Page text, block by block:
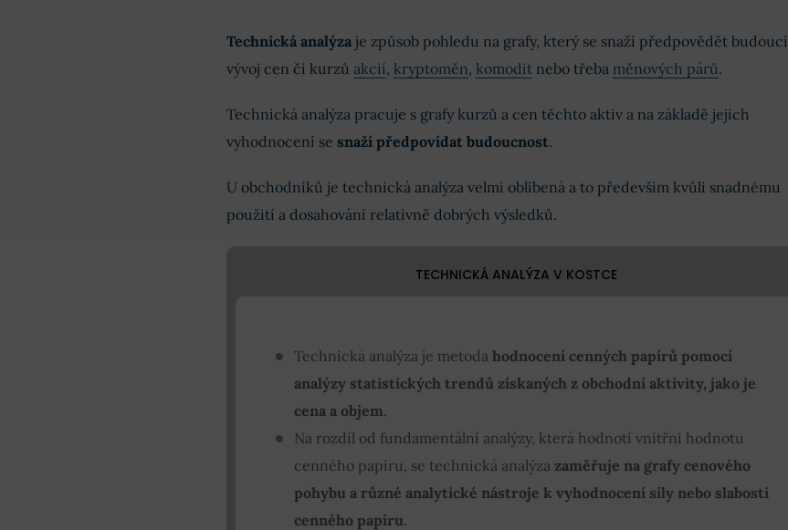
Technická analýza je způsob pohledu na grafy, který se snaží předpovědět budoucí
vývoj cen či kurzů akcií, kryptoměn, komoditnebo třeba měnových párů.
Technická analýza pracuje s grafy kurzů a cen těchto aktiv a na základě jejich
vyhodnocení se snaží předpovídat budoucnost.
U obchodníků je technická analýza velmi oblíbená a to především kvůli snadnému
použití a dosahování relativně dobrých výsledků.
TECHNICKÁ ANALÝZA V KOSTCE
Technická analýza je metoda hodnocení cenných papírů pomocí
analýzy statistických trendů získaných z obchodní aktivity, jako je
cena a objem.
Na rozdíl od fundamentální analýzy, která hodnotí vnitřní hodnotu
cenného papíru, se technická analýza zaměřuje na grafy cenového
pohybu a různé analytické nástroje k vyhodnocení síly nebo slabosti
cenného papíru.